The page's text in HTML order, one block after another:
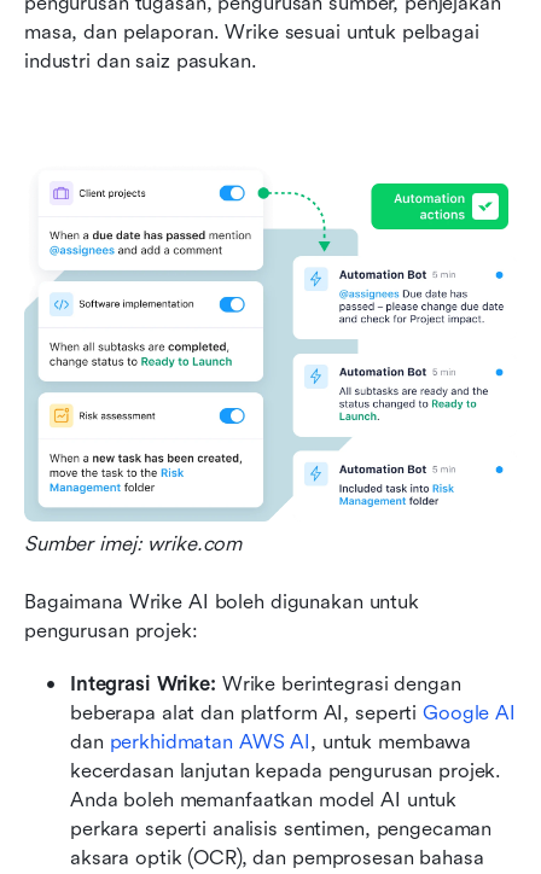
masa, dan pelaporan. Wrike sesuai untuk pelbagai
industri dan saiz pasukan.
Sumber imej: wrike.com
Bagaimana Wrike AI boleh digunakan untuk
pengurusan projek:
Integrasi Wrike: Wrike berintegrasi dengan
beberapa alat dan platform AI, seperti Google AI
dan perkhidmatan AWS AI, untuk membawa
kecerdasan lanjutan kepada pengurusan projek.
Anda boleh memanfaatkan model AI untuk
perkara seperti analisis sentimen, pengecaman
aksara optik (OCR), dan pemprosesan bahasa